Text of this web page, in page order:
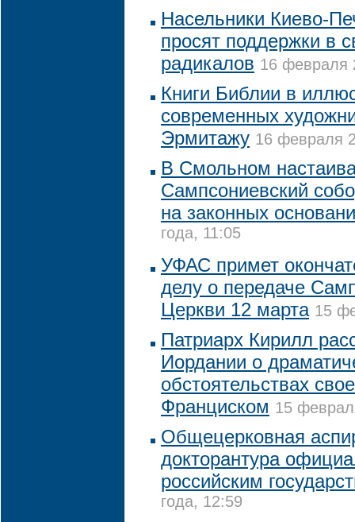
Насельники Киево-
просят поддержки в
радикалов 16 февраля
Книги Библии в
современных
Эрмитажу 16 февраля
В Смольном
Сампсониевский
на законных
года, 11:05
УФАС примет
делу о передаче
Церкви 12 марта 15
Патриарх Кирилл
Иордании о
обстоятельствах
Франциском 15
Общецерковная
докторантура
российским
года, 12:59